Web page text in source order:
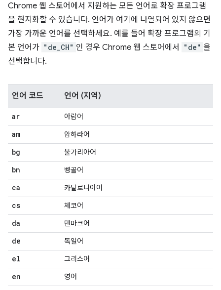
Chrome 웹 스토어에서 지원하는 모든 언어로 확장 프로그램
을 현지화할 수 있습니다. 언어가 여기에 나열되어 있지 않으면
가장 가까운 언어를 선택하세요. 예를 들어 확장 프로그램의 기
본 언어가 "de_CH" 인 경우 Chrome 웹 스토어에서 "de" 을
선택합니다.
언어 코드 언어 (지역)
ar 아랍어
am 암하라어
bg 불가리아어
bn 벵골어
ca 카탈로니아어
cs 체코어
da 덴마크어
de 독일어
el 그리스어
en 영어